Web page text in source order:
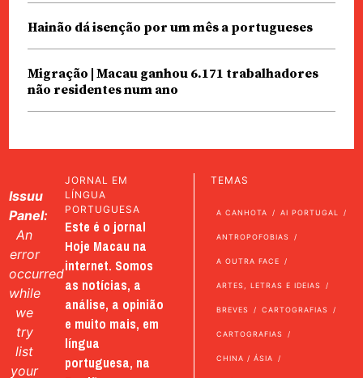
Hainão dá isenção por um mês a portugueses
Migração | Macau ganhou 6.171 trabalhadores
não residentes num ano
Issuu
Panel:
An
error
occurred
while
we
try
list
your
JORNAL EM
LÍNGUA
PORTUGUESA
Este é o jornal
Hoje Macau na
internet. Somos
as notícias, a
análise, a opinião
e muito mais, em
língua
portuguesa, na
TEMAS
A CANHOTA AI PORTUGAL
ANTROPOFOBIAS
A OUTRA FACE
ARTES, LETRAS E IDEIAS
BREVES CARTOGRAFIAS
CARTOGRAFIAS
CHINA / ÁSIA